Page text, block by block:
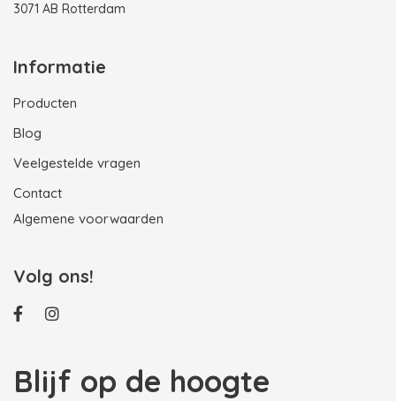
3071 AB Rotterdam
Informatie
Producten
Blog
Veelgestelde vragen
Contact
Algemene voorwaarden
Volg ons!
Blijf op de hoogte